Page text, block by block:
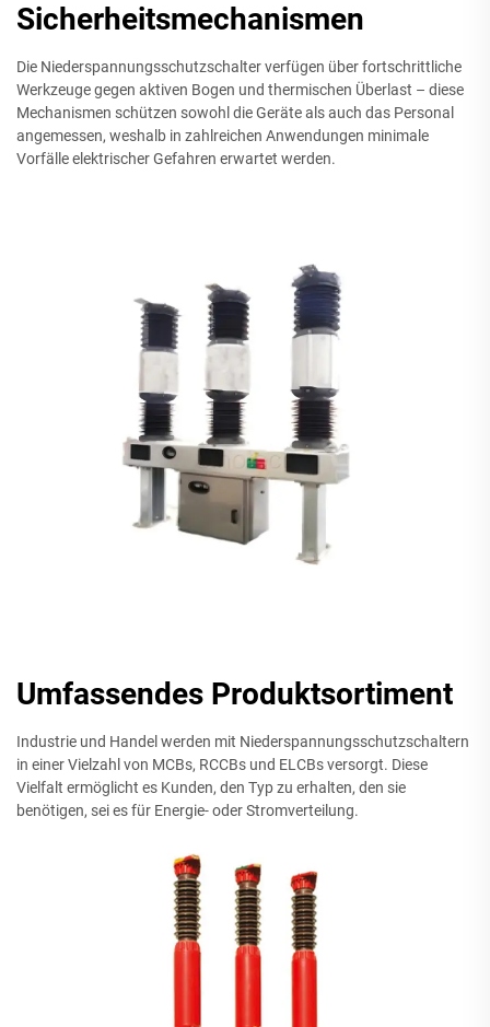
Sicherheitsmechanismen
Die Niederspannungsschutzschalter verfügen über fortschrittliche
Werkzeuge gegen aktiven Bogen und thermischen Überlast – diese
Mechanismen schützen sowohl die Geräte als auch das Personal
angemessen, weshalb in zahlreichen Anwendungen minimale
Vorfälle elektrischer Gefahren erwartet werden.
Umfassendes Produktsortiment
Industrie und Handel werden mit Niederspannungsschutzschaltern
in einer Vielzahl von MCBs, RCCBs und ELCBs versorgt. Diese
Vielfalt ermöglicht es Kunden, den Typ zu erhalten, den sie
benötigen, sei es für Energie- oder Stromverteilung.